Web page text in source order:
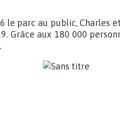
le parc au public, Charles
Grâce aux 180 000